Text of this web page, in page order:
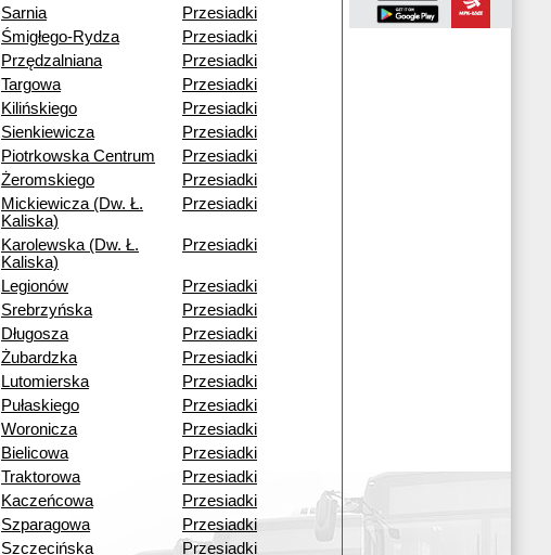
Sarnia
Przesiadki
Śmigłego-Rydza
Przesiadki
Przędzalniana
Przesiadki
Targowa
Przesiadki
Kilińskiego
Przesiadki
Sienkiewicza
Przesiadki
Piotrkowska Centrum
Przesiadki
Żeromskiego
Przesiadki
Mickiewicza (Dw. Ł.
Kaliska)
Przesiadki
Karolewska (Dw. Ł.
Kaliska)
Przesiadki
Legionów
Przesiadki
Srebrzyńska
Przesiadki
Długosza
Przesiadki
Żubardzka
Przesiadki
Lutomierska
Przesiadki
Pułaskiego
Przesiadki
Woronicza
Przesiadki
Bielicowa
Przesiadki
Traktorowa
Przesiadki
Kaczeńcowa
Przesiadki
Szparagowa
Przesiadki
Szczecińska Przesiadki